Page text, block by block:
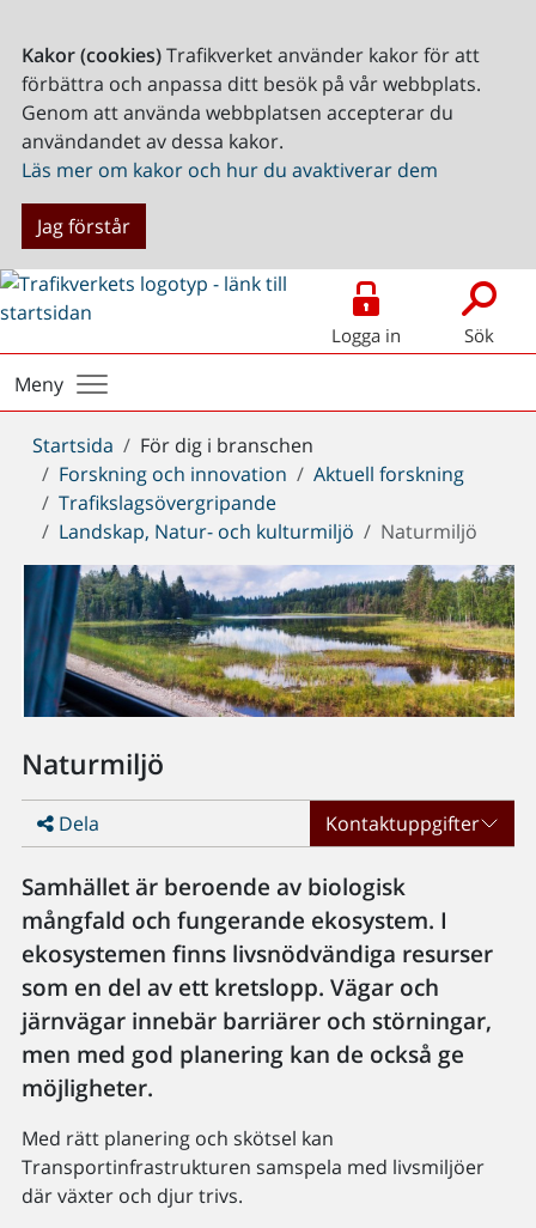
Kakor (cookies)Trafikverket använder kakor för att
förbättra och anpassa ditt besök på vår webbplats.
Genom att använda webbplatsen accepterar du
användandet av dessa kakor.
Läs mer om kakor och hur du avaktiverar dem
Jag förstår
Logga in Sök
Meny
Du
är
här:
Startsida
För dig i branschen
Forskning och innovation
Aktuell forskning
Trafikslagsövergripande
Landskap, Natur- och kulturmiljö
Naturmiljö
Naturmiljö
Dela Kontaktuppgifter
Samhället är beroende av biologisk
mångfald och fungerande ekosystem. I
ekosystemen finns livsnödvändiga resurser
som en del av ett kretslopp. Vägar och
järnvägar innebär barriärer och störningar,
men med god planering kan de också ge
möjligheter.
Med rätt planering och skötsel kan
Transportinfrastrukturen samspela med livsmiljöer
där växter och djur trivs.